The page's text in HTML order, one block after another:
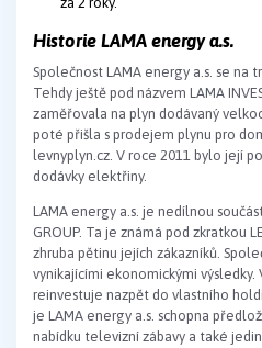
Historie LAMA energy a.s.
Společnost LAMA energy a.s. se na
Tehdy ještě pod názvem LAMA
zaměřovala na plyn dodávaný
poté přišla s prodejem plynu pro
levnyplyn.cz. V roce 2011 bylo její
dodávky elektřiny.
LAMA energy a.s. je nedílnou
GROUP. Ta je známá pod zkratkou
zhruba pětinu jejích zákazníků.
vynikajícími ekonomickými výsledky.
reinvestuje nazpět do vlastního
je LAMA energy a.s. schopna
nabídku televizní zábavy a také